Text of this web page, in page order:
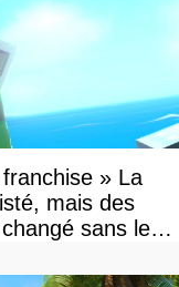
» La
mais des
sans le